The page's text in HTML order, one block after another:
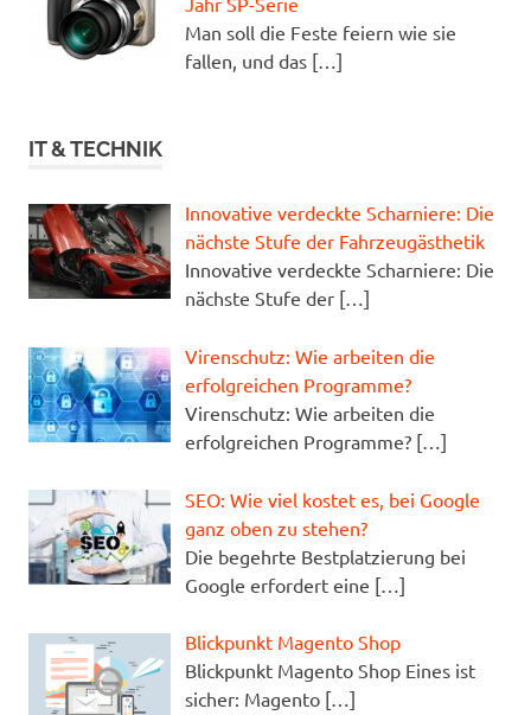
Man soll die Feste feiern wie sie
fallen, und das […]
IT & TECHNIK
Innovative verdeckte Scharniere: Die
nächste Stufe der Fahrzeugästhetik
Innovative verdeckte Scharniere: Die
nächste Stufe der […]
Virenschutz: Wie arbeiten die
erfolgreichen Programme?
Virenschutz: Wie arbeiten die
erfolgreichen Programme? […]
SEO: Wie viel kostet es, bei Google
ganz oben zu stehen?
Die begehrte Bestplatzierung bei
Google erfordert eine […]
Blickpunkt Magento Shop
Blickpunkt Magento Shop Eines ist
sicher: Magento […]